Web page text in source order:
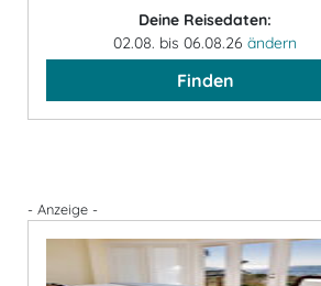
Deine Reisedaten:
02.08. bis 06.08.26ändern
Finden
- Anzeige -